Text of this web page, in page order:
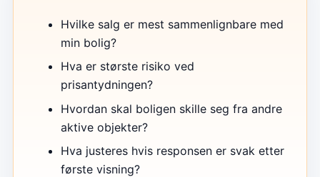
Hvilke salg er mest sammenlignbare med
min bolig?
Hva er største risiko ved
prisantydningen?
Hvordan skal boligen skille seg fra andre
aktive objekter?
Hva justeres hvis responsen er svak etter
første visning?